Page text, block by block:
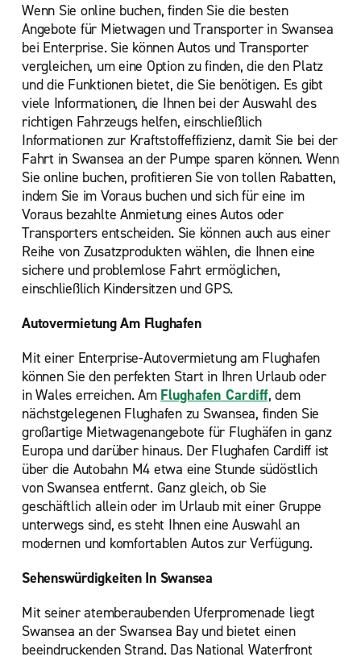
Wenn Sie online buchen, finden Sie die besten
Angebote für Mietwagen und Transporter in Swansea
bei Enterprise. Sie können Autos und Transporter
vergleichen, um eine Option zu finden, die den Platz
und die Funktionen bietet, die Sie benötigen. Es gibt
viele Informationen, die Ihnen bei der Auswahl des
richtigen Fahrzeugs helfen, einschließlich
Informationen zur Kraftstoffeffizienz, damit Sie bei der
Fahrt in Swansea an der Pumpe sparen können. Wenn
Sie online buchen, profitieren Sie von tollen Rabatten,
indem Sie im Voraus buchen und sich für eine im
Voraus bezahlte Anmietung eines Autos oder
Transporters entscheiden. Sie können auch aus einer
Reihe von Zusatzprodukten wählen, die Ihnen eine
sichere und problemlose Fahrt ermöglichen,
einschließlich Kindersitzen und GPS.
Autovermietung Am Flughafen
Mit einer Enterprise-Autovermietung am Flughafen
können Sie den perfekten Start in Ihren Urlaub oder
in Wales erreichen. Am Flughafen Cardiff, dem
nächstgelegenen Flughafen zu Swansea, finden Sie
großartige Mietwagenangebote für Flughäfen in ganz
Europa und darüber hinaus. Der Flughafen Cardiff ist
über die Autobahn M4 etwa eine Stunde südöstlich
von Swansea entfernt. Ganz gleich, ob Sie
geschäftlich allein oder im Urlaub mit einer Gruppe
unterwegs sind, es steht Ihnen eine Auswahl an
modernen und komfortablen Autos zur Verfügung.
Sehenswürdigkeiten In Swansea
Mit seiner atemberaubenden Uferpromenade liegt
Swansea an der Swansea Bay und bietet einen
beeindruckenden Strand. Das National Waterfront